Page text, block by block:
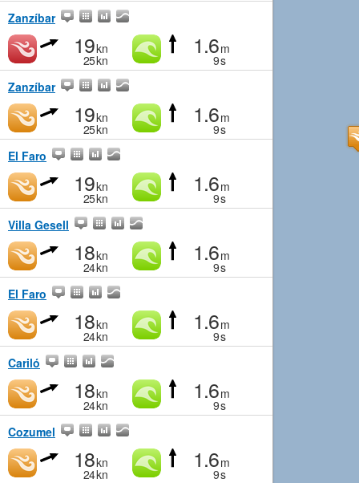
Zanzíbar
19kn
25kn
1.6m
9s
Zanzíbar
19kn
25kn
1.6m
9s
El Faro
19kn
25kn
1.6m
9s
Villa Gesell
18kn
24kn
1.6m
9s
El Faro
18kn
24kn
1.6m
9s
Cariló
18kn
24kn
1.6m
9s
Cozumel
18kn
24kn
1.6m
9s